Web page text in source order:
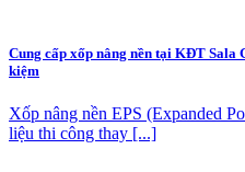
Cung cấp xốp nâng nền tại KĐT Sala
kiệm
Xốp nâng nền EPS (Expanded
liệu thi công thay [...]